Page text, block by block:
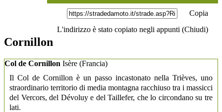
Copia
L'indirizzo è stato copiato negli appunti (Chiudi)
Cornillon
Col de Cornillon Isère (Francia)
Il Col de Cornillon è un passo incastonato nella Trièves, uno
straordinario territorio di media montagna racchiuso tra i massicci
del Vercors, del Dévoluy e del Taillefer, che lo circondano su tre
lati.